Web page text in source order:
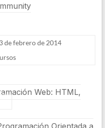
de febrero de 2014
Web: HTML,
Orientada a